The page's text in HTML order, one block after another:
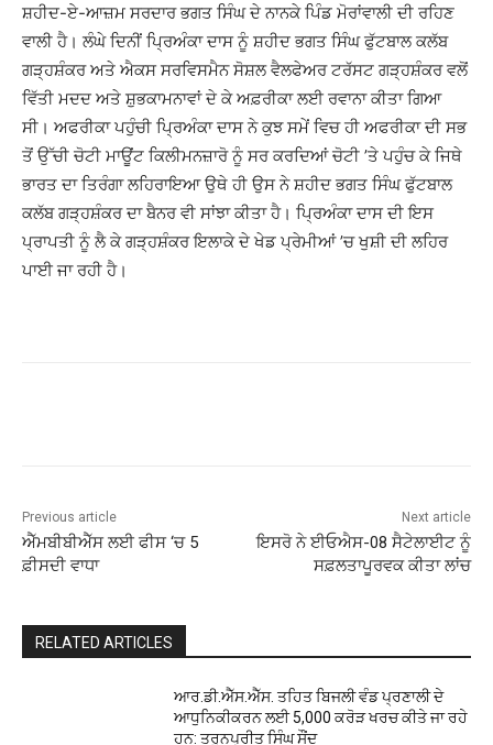
ਸ਼ਹੀਦ-ਏ-ਆਜ਼ਮ ਸਰਦਾਰ ਭਗਤ ਸਿੰਘ ਦੇ ਨਾਨਕੇ ਪਿੰਡ ਮੋਰਾਂਵਾਲੀ ਦੀ ਰਹਿਣ
ਵਾਲੀ ਹੈ। ਲੰਘੇ ਦਿਨੀਂ ਪਿ੍ਰਅੰਕਾ ਦਾਸ ਨੂੰ ਸ਼ਹੀਦ ਭਗਤ ਸਿੰਘ ਫੁੱਟਬਾਲ ਕਲੱਬ
ਗੜ੍ਹਸ਼ੰਕਰ ਅਤੇ ਐਕਸ ਸਰਵਿਸਮੈਨ ਸੋਸ਼ਲ ਵੈਲਫੇਅਰ ਟਰੱਸਟ ਗੜ੍ਹਸ਼ੰਕਰ ਵਲੋਂ
ਵਿੱਤੀ ਮਦਦ ਅਤੇ ਸ਼ੁਭਕਾਮਨਾਵਾਂ ਦੇ ਕੇ ਅਫ਼ਰੀਕਾ ਲਈ ਰਵਾਨਾ ਕੀਤਾ ਗਿਆ
ਸੀ। ਅਫਰੀਕਾ ਪਹੁੰਚੀ ਪਿ੍ਰਅੰਕਾ ਦਾਸ ਨੇ ਕੁਝ ਸਮੇਂ ਵਿਚ ਹੀ ਅਫਰੀਕਾ ਦੀ ਸਭ
ਤੋਂ ਉੱਚੀ ਚੋਟੀ ਮਾਊਂਟ ਕਿਲੀਮਨਜ਼ਾਰੋ ਨੂੰ ਸਰ ਕਰਦਿਆਂ ਚੋਟੀ ’ਤੇ ਪਹੁੰਚ ਕੇ ਜਿਥੇ
ਭਾਰਤ ਦਾ ਤਿਰੰਗਾ ਲਹਿਰਾਇਆ ਉਥੇ ਹੀ ਉਸ ਨੇ ਸ਼ਹੀਦ ਭਗਤ ਸਿੰਘ ਫੁੱਟਬਾਲ
ਕਲੱਬ ਗੜ੍ਹਸ਼ੰਕਰ ਦਾ ਬੈਨਰ ਵੀ ਸਾਂਝਾ ਕੀਤਾ ਹੈ। ਪਿ੍ਰਅੰਕਾ ਦਾਸ ਦੀ ਇਸ
ਪ੍ਰਾਪਤੀ ਨੂੰ ਲੈ ਕੇ ਗੜ੍ਹਸ਼ੰਕਰ ਇਲਾਕੇ ਦੇ ਖੇਡ ਪ੍ਰੇਮੀਆਂ ’ਚ ਖੁਸ਼ੀ ਦੀ ਲਹਿਰ
ਪਾਈ ਜਾ ਰਹੀ ਹੈ।
Previous article
ਐੱਮਬੀਬੀਐੱਸ ਲਈ ਫੀਸ ‘ਚ 5
ਫ਼ੀਸਦੀ ਵਾਧਾ
Next article
ਇਸਰੋ ਨੇ ਈਓਐਸ-08 ਸੈਟੇਲਾਈਟ ਨੂੰ
ਸਫ਼ਲਤਾਪੂਰਵਕ ਕੀਤਾ ਲਾਂਚ
RELATED ARTICLES
ਆਰ.ਡੀ.ਐੱਸ.ਐੱਸ. ਤਹਿਤ ਬਿਜਲੀ ਵੰਡ ਪ੍ਰਣਾਲੀ ਦੇ
ਆਧੁਨਿਕੀਕਰਨ ਲਈ 5,000 ਕਰੋੜ ਖਰਚ ਕੀਤੇ ਜਾ ਰਹੇ
ਹਨ: ਤਰੁਨਪ੍ਰੀਤ ਸਿੰਘ ਸੌਂਦ